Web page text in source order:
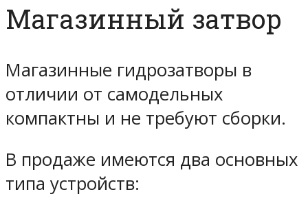
Магазинный затвор
Магазинные гидрозатворы в
отличии от самодельных
компактны и не требуют сборки.
В продаже имеются два основных
типа устройств: